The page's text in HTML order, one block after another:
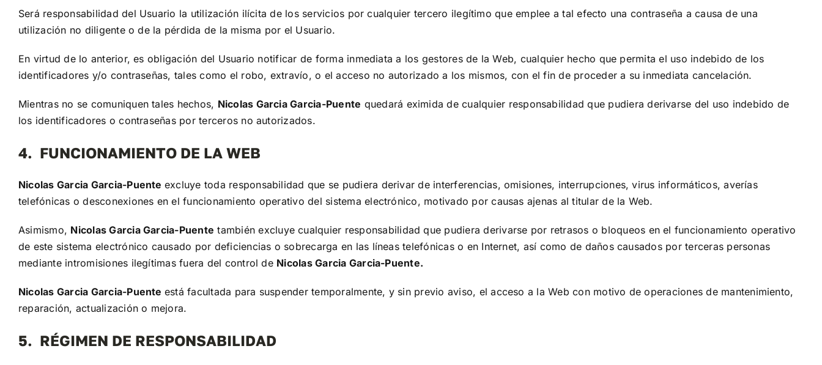
Será responsabilidad del Usuario la utilización ilícita de los servicios por cualquier tercero ilegítimo que emplee a tal efecto una contraseña a causa de una
utilización no diligente o de la pérdida de la misma por el Usuario.
En virtud de lo anterior, es obligación del Usuario notificar de forma inmediata a los gestores de la Web, cualquier hecho que permita el uso indebido de los
identificadores y/o contraseñas, tales como el robo, extravío, o el acceso no autorizado a los mismos, con el fin de proceder a su inmediata cancelación.
Mientras no se comuniquen tales hechos, Nicolas Garcia Garcia-Puente quedará eximida de cualquier responsabilidad que pudiera derivarse del uso indebido de
los identificadores o contraseñas por terceros no autorizados.
4. FUNCIONAMIENTO DE LA WEB
Nicolas Garcia Garcia-Puente excluye toda responsabilidad que se pudiera derivar de interferencias, omisiones, interrupciones, virus informáticos, averías
telefónicas o desconexiones en el funcionamiento operativo del sistema electrónico, motivado por causas ajenas al titular de la Web.
Asimismo, Nicolas Garcia Garcia-Puente también excluye cualquier responsabilidad que pudiera derivarse por retrasos o bloqueos en el funcionamiento operativo
de este sistema electrónico causado por deficiencias o sobrecarga en las líneas telefónicas o en Internet, así como de daños causados por terceras personas
mediante intromisiones ilegítimas fuera del control de Nicolas Garcia Garcia-Puente.
Nicolas Garcia Garcia-Puente está facultada para suspender temporalmente, y sin previo aviso, el acceso a la Web con motivo de operaciones de mantenimiento,
reparación, actualización o mejora.
5. RÉGIMEN DE RESPONSABILIDAD